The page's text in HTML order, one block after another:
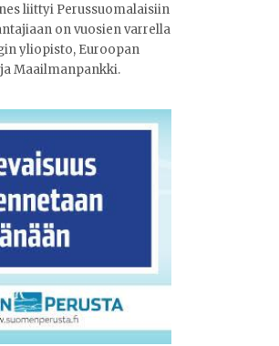
liittyi Perussuomalaisiin
on vuosien varrella
yliopisto, Euroopan
Maailmanpankki.